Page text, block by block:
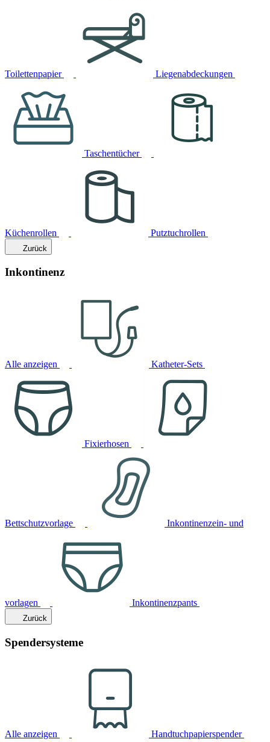
Toilettenpapier Liegenabdeckungen
Taschentücher
Küchenrollen Putztuchrollen
Zurück
Inkontinenz
Alle anzeigen Katheter-Sets
Fixierhosen
Bettschutzvorlage Inkontinenzein- und
vorlagen Inkontinenzpants
Zurück
Spendersysteme
Alle anzeigen Handtuchpapierspender